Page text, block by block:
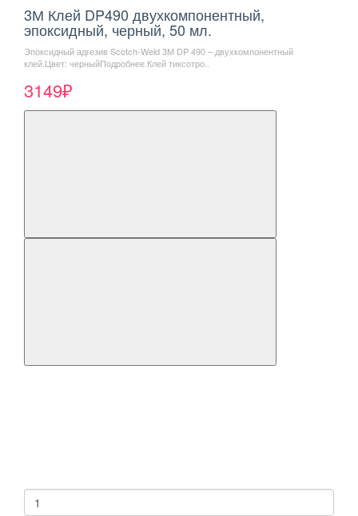
3М Клей DP490 двухкомпонентный,
эпоксидный, черный, 50 мл.
Эпоксидный адгезив Scotch-Weld 3М DP 490 – двухкомпонентный
клей.Цвет: черныйПодробнее.Клей тиксотро..
3149₽